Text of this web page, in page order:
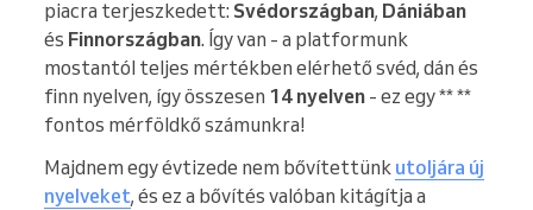
piacra terjeszkedett: Svédországban, Dániában
és Finnországban. Így van - a platformunk
mostantól teljes mértékben elérhető svéd, dán és
finn nyelven, így összesen 14 nyelven - ez egy ** **
fontos mérföldkő számunkra!
Majdnem egy évtizede nem bővítettünk utoljára új
nyelveket, és ez a bővítés valóban kitágítja a